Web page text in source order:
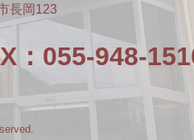
長岡123
：055-948-